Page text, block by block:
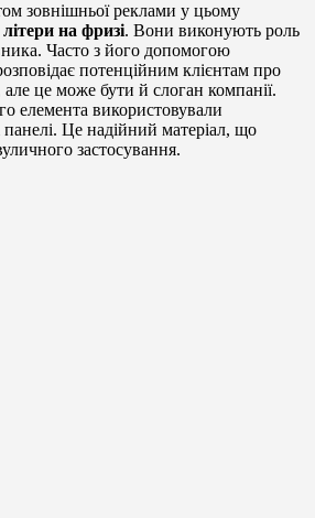
зовнішньої реклами у цьому
літери на фризі. Вони виконують роль
Часто з його допомогою
потенційним клієнтам про
але це може бути й слоган компанії.
елемента використовували
панелі. Це надійний матеріал, що
застосування.